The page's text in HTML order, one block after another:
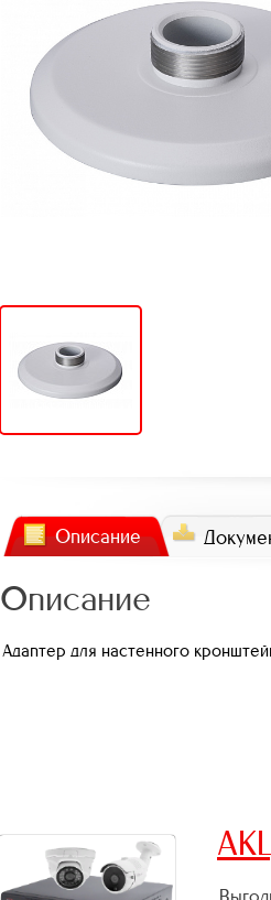
Описание
Описание
Адаптер для настенного